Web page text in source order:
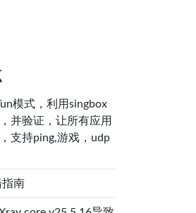
模式，利用singbox
并验证，让所有应用
支持ping,游戏，udp
指南